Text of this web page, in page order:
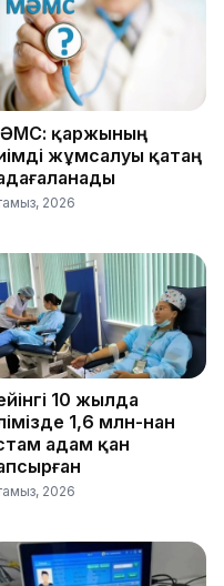
қаржының
жұмсалуы қатаң
2026
10 жылда
1,6 млн-нан
адам қан
2026